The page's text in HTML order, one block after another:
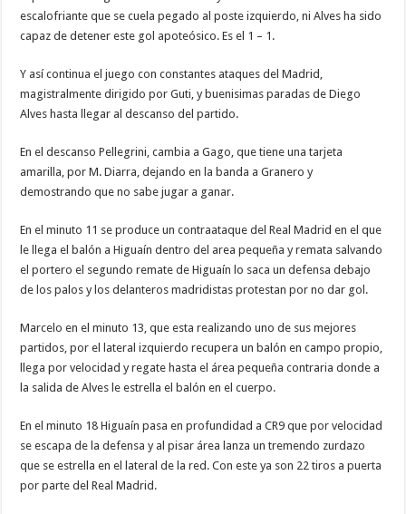
escalofriante que se cuela pegado al poste izquierdo, ni Alves ha sido
capaz de detener este gol apoteósico. Es el 1 – 1.
Y así continua el juego con constantes ataques del Madrid,
magistralmente dirigido por Guti, y buenisimas paradas de Diego
Alves hasta llegar al descanso del partido.
En el descanso Pellegrini, cambia a Gago, que tiene una tarjeta
amarilla, por M. Diarra, dejando en la banda a Granero y
demostrando que no sabe jugar a ganar.
En el minuto 11 se produce un contraataque del Real Madrid en el que
le llega el balón a Higuaín dentro del area pequeña y remata salvando
el portero el segundo remate de Higuaín lo saca un defensa debajo
de los palos y los delanteros madridistas protestan por no dar gol.
Marcelo en el minuto 13, que esta realizando uno de sus mejores
partidos, por el lateral izquierdo recupera un balón en campo propio,
llega por velocidad y regate hasta el área pequeña contraria donde a
la salida de Alves le estrella el balón en el cuerpo.
En el minuto 18 Higuaín pasa en profundidad a CR9 que por velocidad
se escapa de la defensa y al pisar área lanza un tremendo zurdazo
que se estrella en el lateral de la red. Con este ya son 22 tiros a puerta
por parte del Real Madrid.